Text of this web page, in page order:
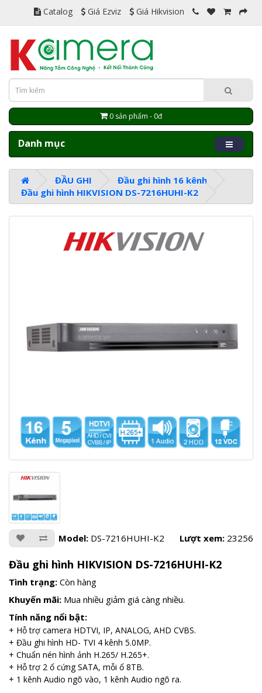
Catalog Giá Ezviz Giá Hikvision
0 sản phẩm - 0đ
Danh mục
ĐẦU GHI
Đầu ghi hình 16 kênh
Đầu ghi hình HIKVISION DS-7216HUHI-K2
Model: DS-7216HUHI-K2 Lượt xem: 23256
Đầu ghi hình HIKVISION DS-7216HUHI-K2
Tình trạng: Còn hàng
Khuyến mãi: Mua nhiều giảm giá càng nhiều.
Tính năng nổi bật:
+ Hỗ trợ camera HDTVI, IP, ANALOG, AHD CVBS.
+ Đầu ghi hình HD- TVI 4 kênh 5.0MP.
+ Chuẩn nén hình ảnh H.265/ H.265+.
+ Hỗ trợ 2 ổ cứng SATA, mỗi ổ 8TB.
+ 1 kênh Audio ngõ vào, 1 kênh Audio ngõ ra.